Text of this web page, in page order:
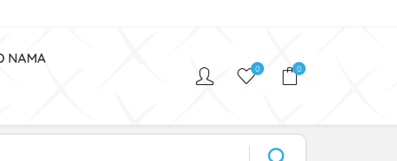
NAMA
0 0